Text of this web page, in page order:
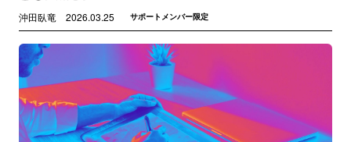
沖田臥竜 2026.03.25 サポートメンバー限定